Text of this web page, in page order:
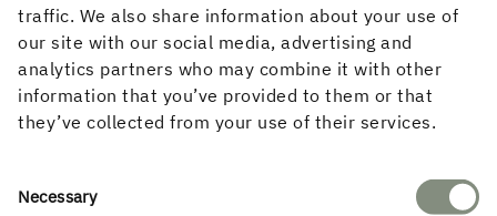
traffic. We also share information about your use of
our site with our social media, advertising and
analytics partners who may combine it with other
information that you’ve provided to them or that
they’ve collected from your use of their services.
Consent
Necessary
Varberg stasjon